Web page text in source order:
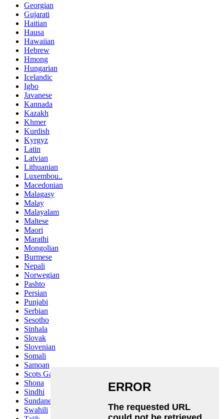
Georgian
Gujarati
Haitian
Hausa
Hawaiian
Hebrew
Hmong
Hungarian
Icelandic
Igbo
Javanese
Kannada
Kazakh
Khmer
Kurdish
Kyrgyz
Latin
Latvian
Lithuanian
Luxembou..
Macedonian
Malagasy
Malay
Malayalam
Maltese
Maori
Marathi
Mongolian
Burmese
Nepali
Norwegian
Pashto
Persian
Punjabi
Serbian
Sesotho
Sinhala
Slovak
Slovenian
Somali
Samoan
Scots Gaelic
Shona
Sindhi
Sundanese
Swahili